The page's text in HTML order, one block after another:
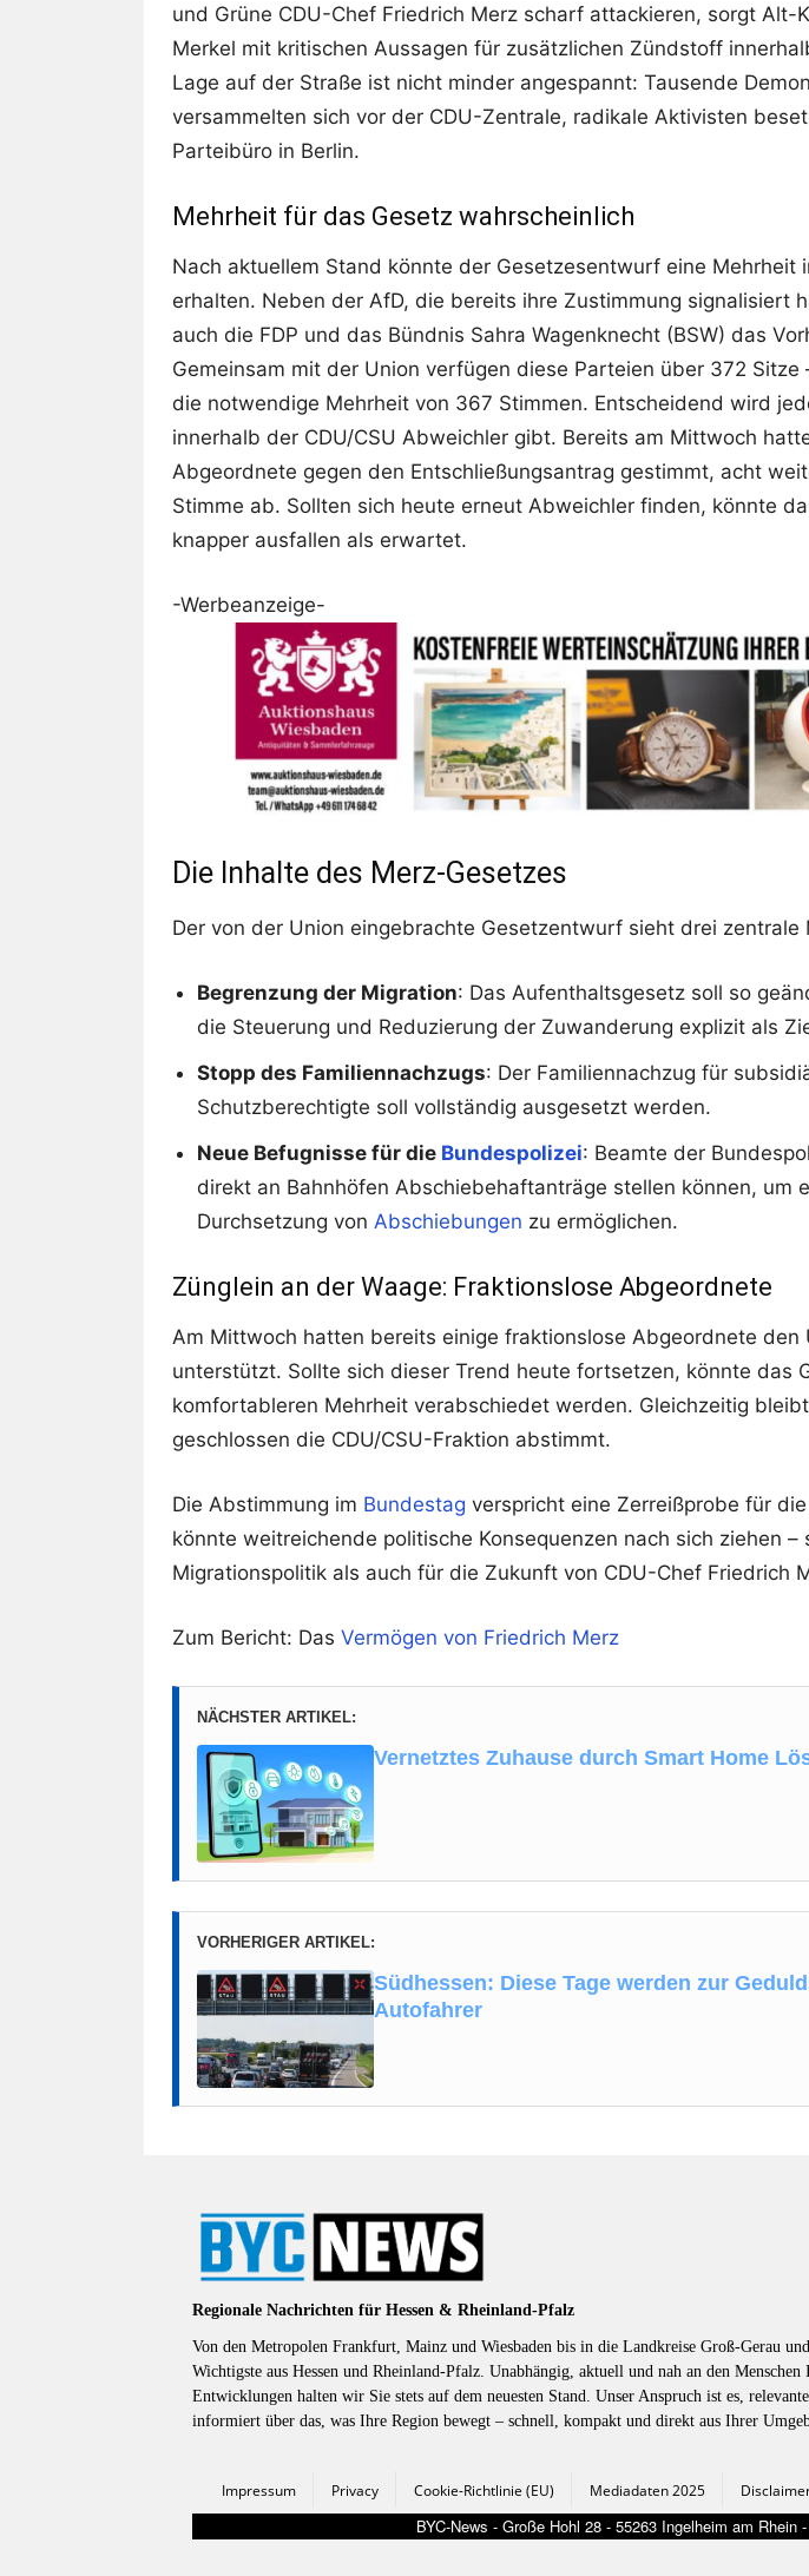
und Grüne CDU-Chef Friedrich Merz scharf attackieren, sorgt Alt-
Merkel mit kritischen Aussagen für zusätzlichen Zündstoff
Lage auf der Straße ist nicht minder angespannt: Tausende
versammelten sich vor der CDU-Zentrale, radikale Aktivisten
Parteibüro in Berlin.
Mehrheit für das Gesetz wahrscheinlich
Nach aktuellem Stand könnte der Gesetzesentwurf eine Mehrheit
erhalten. Neben der AfD, die bereits ihre Zustimmung signalisiert
auch die FDP und das Bündnis Sahra Wagenknecht (BSW) das
Gemeinsam mit der Union verfügen diese Parteien über 372 Sitze
die notwendige Mehrheit von 367 Stimmen. Entscheidend wird
innerhalb der CDU/CSU Abweichler gibt. Bereits am Mittwoch
Abgeordnete gegen den Entschließungsantrag gestimmt, acht
Stimme ab. Sollten sich heute erneut Abweichler finden, könnte
knapper ausfallen als erwartet.
-Werbeanzeige-
Die Inhalte des Merz-Gesetzes
Der von der Union eingebrachte Gesetzentwurf sieht drei zentrale
Begrenzung der Migration: Das Aufenthaltsgesetz soll so
die Steuerung und Reduzierung der Zuwanderung explizit als
Stopp des Familiennachzugs: Der Familiennachzug für
Schutzberechtigte soll vollständig ausgesetzt werden.
Neue Befugnisse für die Bundespolizei: Beamte der
direkt an Bahnhöfen Abschiebehaftanträge stellen können, um
Durchsetzung von Abschiebungen zu ermöglichen.
Zünglein an der Waage: Fraktionslose Abgeordnete
Am Mittwoch hatten bereits einige fraktionslose Abgeordnete den
unterstützt. Sollte sich dieser Trend heute fortsetzen, könnte das
komfortableren Mehrheit verabschiedet werden. Gleichzeitig
geschlossen die CDU/CSU-Fraktion abstimmt.
Die Abstimmung im Bundestag verspricht eine Zerreißprobe für
könnte weitreichende politische Konsequenzen nach sich ziehen –
Migrationspolitik als auch für die Zukunft von CDU-Chef Friedrich
Zum Bericht: Das Vermögen von Friedrich Merz
NÄCHSTER ARTIKEL:
Vernetztes Zuhause durch Smart Home
VORHERIGER ARTIKEL:
Südhessen: Diese Tage werden zur
Autofahrer
Regionale Nachrichten für Hessen & Rheinland-Pfalz
Von den Metropolen Frankfurt, Mainz und Wiesbaden bis in die Landkreise Groß-Gerau
Wichtigste aus Hessen und Rheinland-Pfalz. Unabhängig, aktuell und nah an den
Entwicklungen halten wir Sie stets auf dem neuesten Stand. Unser Anspruch ist es,
informiert über das, was Ihre Region bewegt – schnell, kompakt und direkt aus Ihrer
Impressum Privacy Cookie-Richtlinie (EU) Mediadaten 2025
BYC-News - Große Hohl 28 - 55263 Ingelheim am